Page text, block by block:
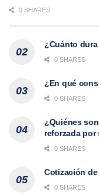
0 SHARES
¿Cuánto
0 SHARES
¿En qué
0 SHARES
¿Quiénes
reforzada por
0 SHARES
Cotización
0 SHARES